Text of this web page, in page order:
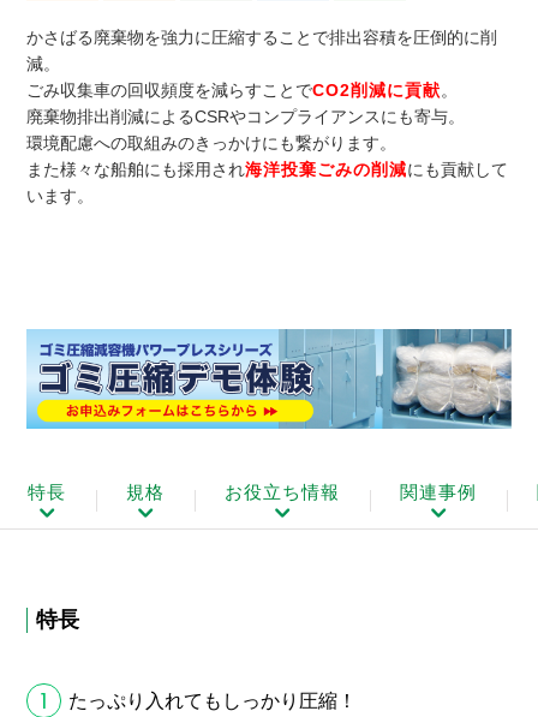
かさばる廃棄物を強力に圧縮することで排出容積を圧倒的に削
減。
ごみ収集車の回収頻度を減らすことでCO2削減に貢献。
廃棄物排出削減によるCSRやコンプライアンスにも寄与。
環境配慮への取組みのきっかけにも繋がります。
また様々な船舶にも採用され海洋投棄ごみの削減にも貢献して
います。
特長 規格 お役立ち情報 関連事例
特長
1 たっぷり入れてもしっかり圧縮！